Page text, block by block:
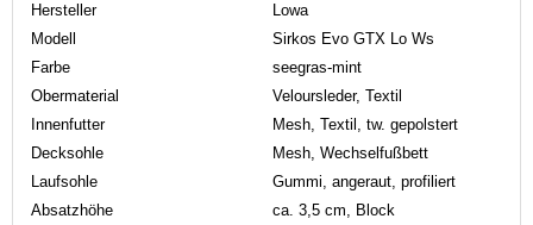
Hersteller
Lowa
Modell
Sirkos Evo GTX Lo Ws
Farbe
seegras-mint
Obermaterial
Veloursleder, Textil
Innenfutter
Mesh, Textil, tw. gepolstert
Decksohle
Mesh, Wechselfußbett
Laufsohle
Gummi, angeraut, profiliert
Absatzhöhe
ca. 3,5 cm, Block